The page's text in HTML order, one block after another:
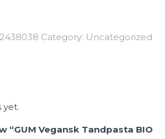
Category: Uncategorized
yet.
“GUM Vegansk Tandpasta BIO